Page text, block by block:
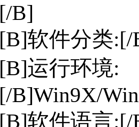
[/B]
[B]软件分类
[B]运行环境:
[/B]Win9X/
[B]软件语言